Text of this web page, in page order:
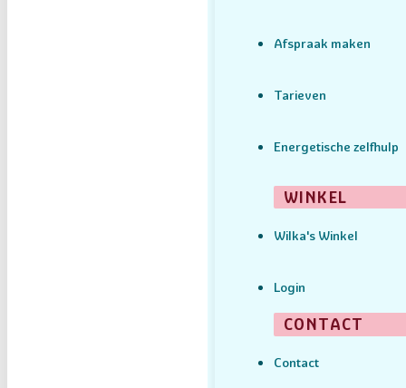
Afspraak maken
Tarieven
Energetische zelfhulp
WINKEL
Wilka's Winkel
Login
CONTACT
Contact